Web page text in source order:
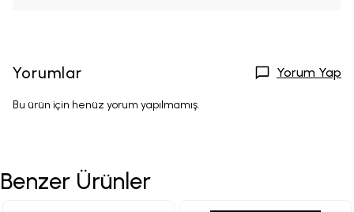
Yorumlar Yorum Yap
Bu ürün için henüz yorum yapılmamış.
Benzer Ürünler